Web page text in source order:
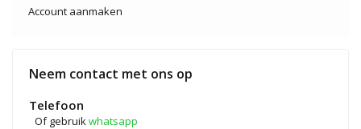
Account aanmaken
Neem contact met ons op
Telefoon
Of gebruikwhatsapp